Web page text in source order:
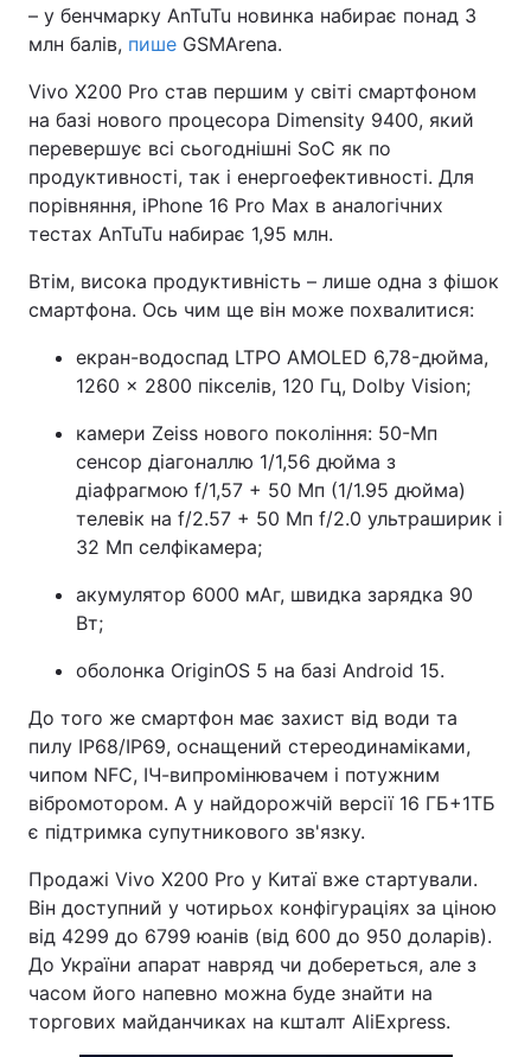
– у бенчмарку AnTuTu новинка набирає понад 3
млн балів, пише GSMArena.
Vivo X200 Pro став першим у світі смартфоном
на базі нового процесора Dimensity 9400, який
перевершує всі сьогоднішні SoC як по
продуктивності, так і енергоефективності. Для
порівняння, iPhone 16 Pro Max в аналогічних
тестах AnTuTu набирає 1,95 млн.
Втім, висока продуктивність – лише одна з фішок
смартфона. Ось чим ще він може похвалитися:
екран-водоспад LTPO AMOLED 6,78-дюйма,
1260 × 2800 пікселів, 120 Гц, Dolby Vision;
камери Zeiss нового покоління: 50-Мп
сенсор діагоналлю 1/1,56 дюйма з
діафрагмою f/1,57 + 50 Мп (1/1.95 дюйма)
телевік на f/2.57 + 50 Мп f/2.0 ультраширик і
32 Мп селфікамера;
акумулятор 6000 мАг, швидка зарядка 90
Вт;
оболонка OriginOS 5 на базі Android 15.
До того же смартфон має захист від води та
пилу IP68/IP69, оснащений стереодинаміками,
чипом NFC, ІЧ-випромінювачем і потужним
вібромотором. А у найдорожчій версії 16 ГБ+1ТБ
є підтримка супутникового зв'язку.
Продажі Vivo X200 Pro у Китаї вже стартували.
Він доступний у чотирьох конфігураціях за ціною
від 4299 до 6799 юанів (від 600 до 950 доларів).
До України апарат навряд чи добереться, але з
часом його напевно можна буде знайти на
торгових майданчиках на кшталт AliExpress.